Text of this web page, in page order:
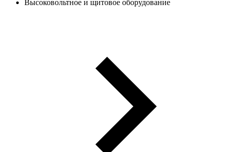
Высоковольтное и щитовое оборудование